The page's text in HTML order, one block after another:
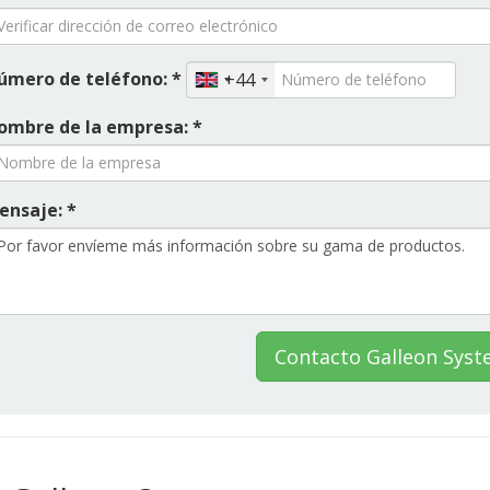
de teléfono: *
+44
de la empresa: *
*
Contacto Galleon